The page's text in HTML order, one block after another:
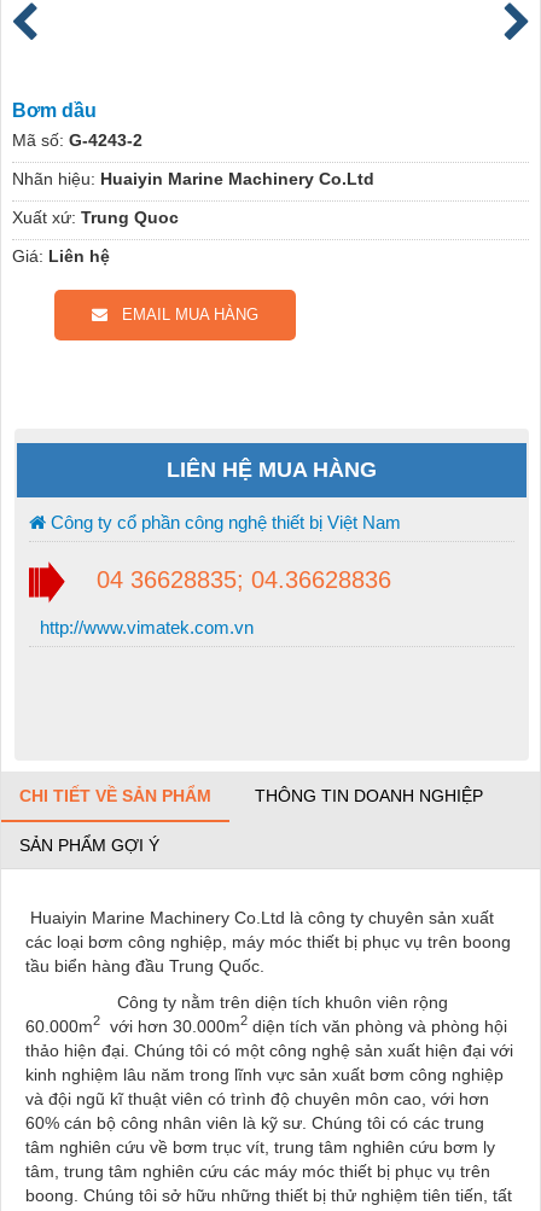
Bơm dầu
Mã số: G-4243-2
Nhãn hiệu: Huaiyin Marine Machinery Co.Ltd
Xuất xứ: Trung Quoc
Giá: Liên hệ
EMAIL MUA HÀNG
LIÊN HỆ MUA HÀNG
Công ty cổ phần công nghệ thiết bị Việt Nam
04 36628835; 04.36628836
http://www.vimatek.com.vn
CHI TIẾT VỀ SẢN PHẨM THÔNG TIN DOANH NGHIỆP
SẢN PHẨM GỢI Ý
Huaiyin Marine Machinery Co.Ltd là công ty chuyên sản xuất
các loại bơm công nghiệp, máy móc thiết bị phục vụ trên boong
tầu biển hàng đầu Trung Quốc.
Công ty nằm trên diện tích khuôn viên rộng
60.000m2 với hơn 30.000m2 diện tích văn phòng và phòng hội
thảo hiện đại. Chúng tôi có một công nghệ sản xuất hiện đại với
kinh nghiệm lâu năm trong lĩnh vực sản xuất bơm công nghiệp
và đội ngũ kĩ thuật viên có trình độ chuyên môn cao, với hơn
60% cán bộ công nhân viên là kỹ sư. Chúng tôi có các trung
tâm nghiên cứu về bơm trục vít, trung tâm nghiên cứu bơm ly
tâm, trung tâm nghiên cứu các máy móc thiết bị phục vụ trên
boong. Chúng tôi sở hữu những thiết bị thử nghiệm tiên tiến, tất